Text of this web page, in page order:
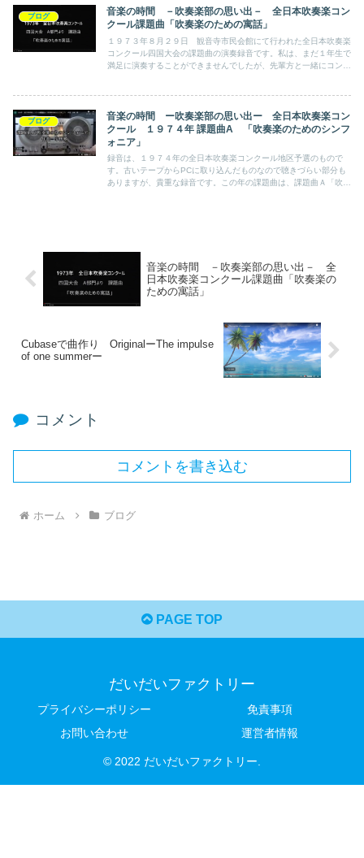
ブログ
音楽の時間 －吹奏楽部の思い出－ 全日本吹奏楽コン
クール課題曲「吹奏楽のための寓話」
１９７３年８月２９日 観音寺市民会館にて行われた全日本吹奏楽
コンクール四国大会の課題曲の演奏録音です。私は、まだ１年生で
満足に演奏することができませんでしたが、先輩方と一緒にコンク
ブログ
音楽の時間 ー吹奏楽部の思い出ー 全日本吹奏楽コン
クール １９７４年 課題曲A 「吹奏楽のためのシンフ
ォニア」
録音は、１９７４年の全日本吹奏楽コンクール地区予選のもので
す。古いテープからPCに取り込んだものなので聴きづらい部分も
ありますが、貴重な録音です。この年の課題曲は、課題曲Ａ「吹奏
音楽の時間 －吹奏楽部の思い出－ 全
日本吹奏楽コンクール課題曲「吹奏楽の
ための寓話」
Cubaseで曲作り OriginalーThe impulse
of one summerー
コメント
コメントを書き込む
ホーム ブログ
PAGE TOP
だいだいファクトリー
プライバシーポリシー
免責事項
お問い合わせ
運営者情報
© 2022 だいだいファクトリー.